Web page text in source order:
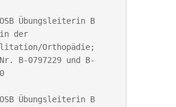
Übungsleiterin B
der
Orthopädie;
B-0797229 und B-
Übungsleiterin B